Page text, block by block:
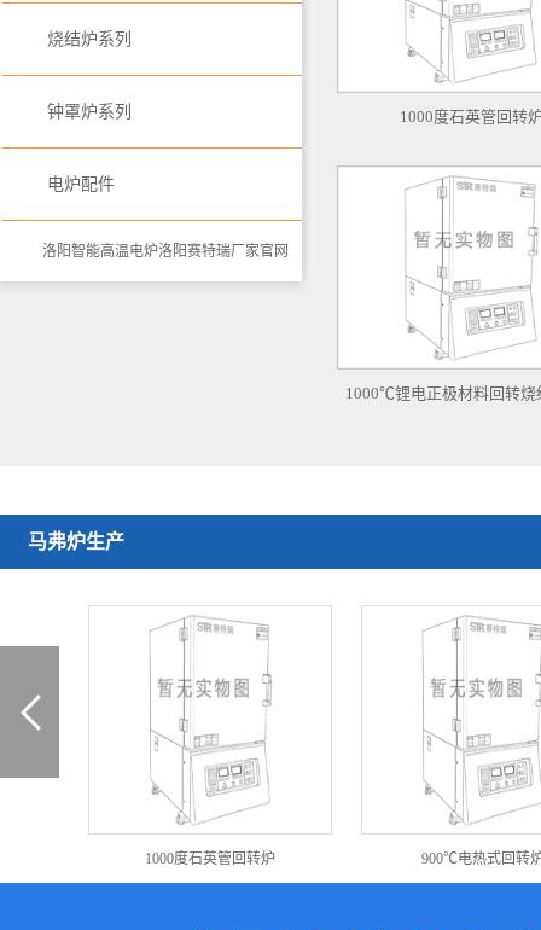
烧结炉系列
钟罩炉系列
电炉配件
洛阳智能高温电炉洛阳赛特瑞厂家官网
1000度石英管回转
1000℃锂电正极材料回转烧
马弗炉生产
1000度石英管回转炉 900℃电热式回转炉